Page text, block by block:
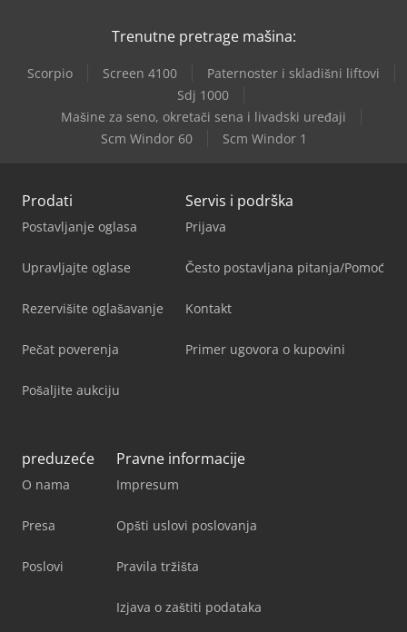
Trenutne pretrage mašina:
Scorpio Screen 4100
Paternoster i skladišni liftovi
Sdj 1000
Mašine za seno, okretači sena i livadski uređaji
Scm Windor 60
Scm Windor 1
Prodati
Postavljanje oglasa
Upravljajte oglase
Rezervišite oglašavanje
Pečat poverenja
Pošaljite aukciju
Servis i podrška
Prijava
Često postavljana pitanja/Pomoć
Kontakt
Primer ugovora o kupovini
preduzeće
O nama
Presa
Poslovi
Pravne informacije
Impresum
Opšti uslovi poslovanja
Pravila tržišta
Izjava o zaštiti podataka